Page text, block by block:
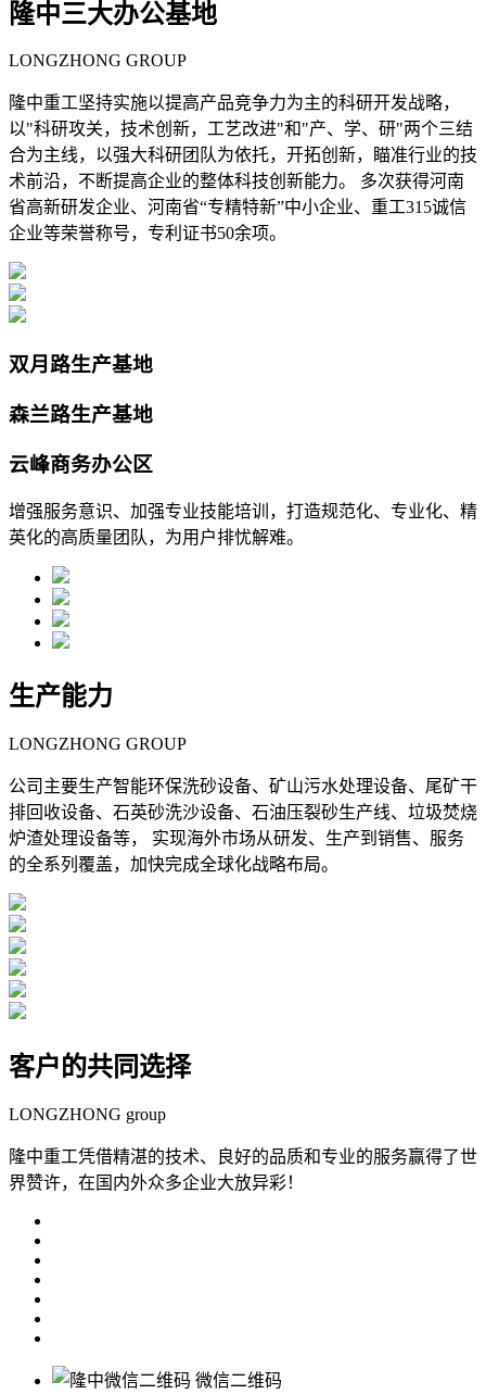
隆中三大办公基地
LONGZHONG GROUP
隆中重工坚持实施以提高产品竞争力为主的科研开发战略，
以"科研攻关，技术创新，工艺改进"和"产、学、研"两个三结
合为主线，以强大科研团队为依托，开拓创新，瞄准行业的技
术前沿，不断提高企业的整体科技创新能力。 多次获得河南
省高新研发企业、河南省“专精特新”中小企业、重工315诚信
企业等荣誉称号，专利证书50余项。
双月路生产基地
森兰路生产基地
云峰商务办公区
增强服务意识、加强专业技能培训，打造规范化、专业化、精
英化的高质量团队，为用户排忧解难。
生产能力
LONGZHONG GROUP
公司主要生产智能环保洗砂设备、矿山污水处理设备、尾矿干
排回收设备、石英砂洗沙设备、石油压裂砂生产线、垃圾焚烧
炉渣处理设备等， 实现海外市场从研发、生产到销售、服务
的全系列覆盖，加快完成全球化战略布局。
客户的共同选择
LONGZHONG group
隆中重工凭借精湛的技术、良好的品质和专业的服务赢得了世
界赞许，在国内外众多企业大放异彩！
微信二维码